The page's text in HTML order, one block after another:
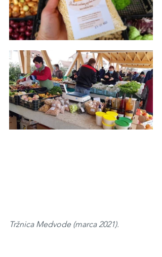
Tržnica Medvode (marca 2021).